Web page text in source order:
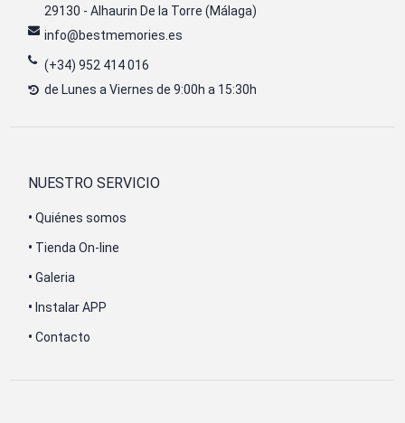
29130 - Alhaurin De la Torre (Málaga)
info@bestmemories.es
(+34) 952 414 016
de Lunes a Viernes de 9:00h a 15:30h
NUESTRO SERVICIO
• Quiénes somos
• Tienda On-line
• Galeria
• Instalar APP
• Contacto